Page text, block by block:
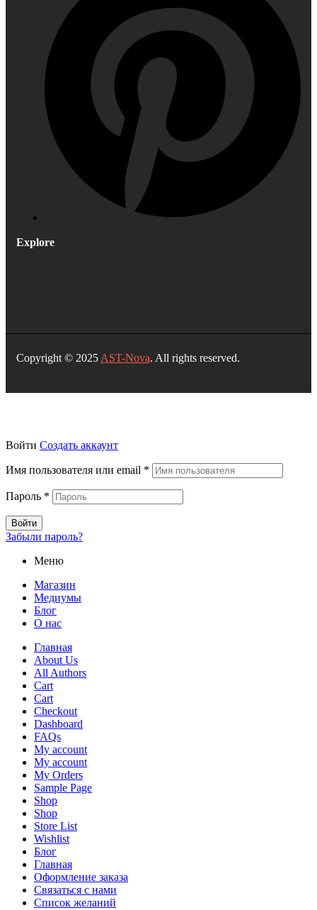
Explore
Copyright © 2025 AST-Nova. All rights reserved.
Войти Создать аккаунт
Имя пользователя или email *
Пароль *
Войти
Забыли пароль?
Меню
Магазин
Медиумы
Блог
О нас
Главная
About Us
All Authors
Cart
Cart
Checkout
Dashboard
FAQs
My account
My account
My Orders
Sample Page
Shop
Shop
Store List
Wishlist
Блог
Главная
Оформление заказа
Связаться с нами
Список желаний